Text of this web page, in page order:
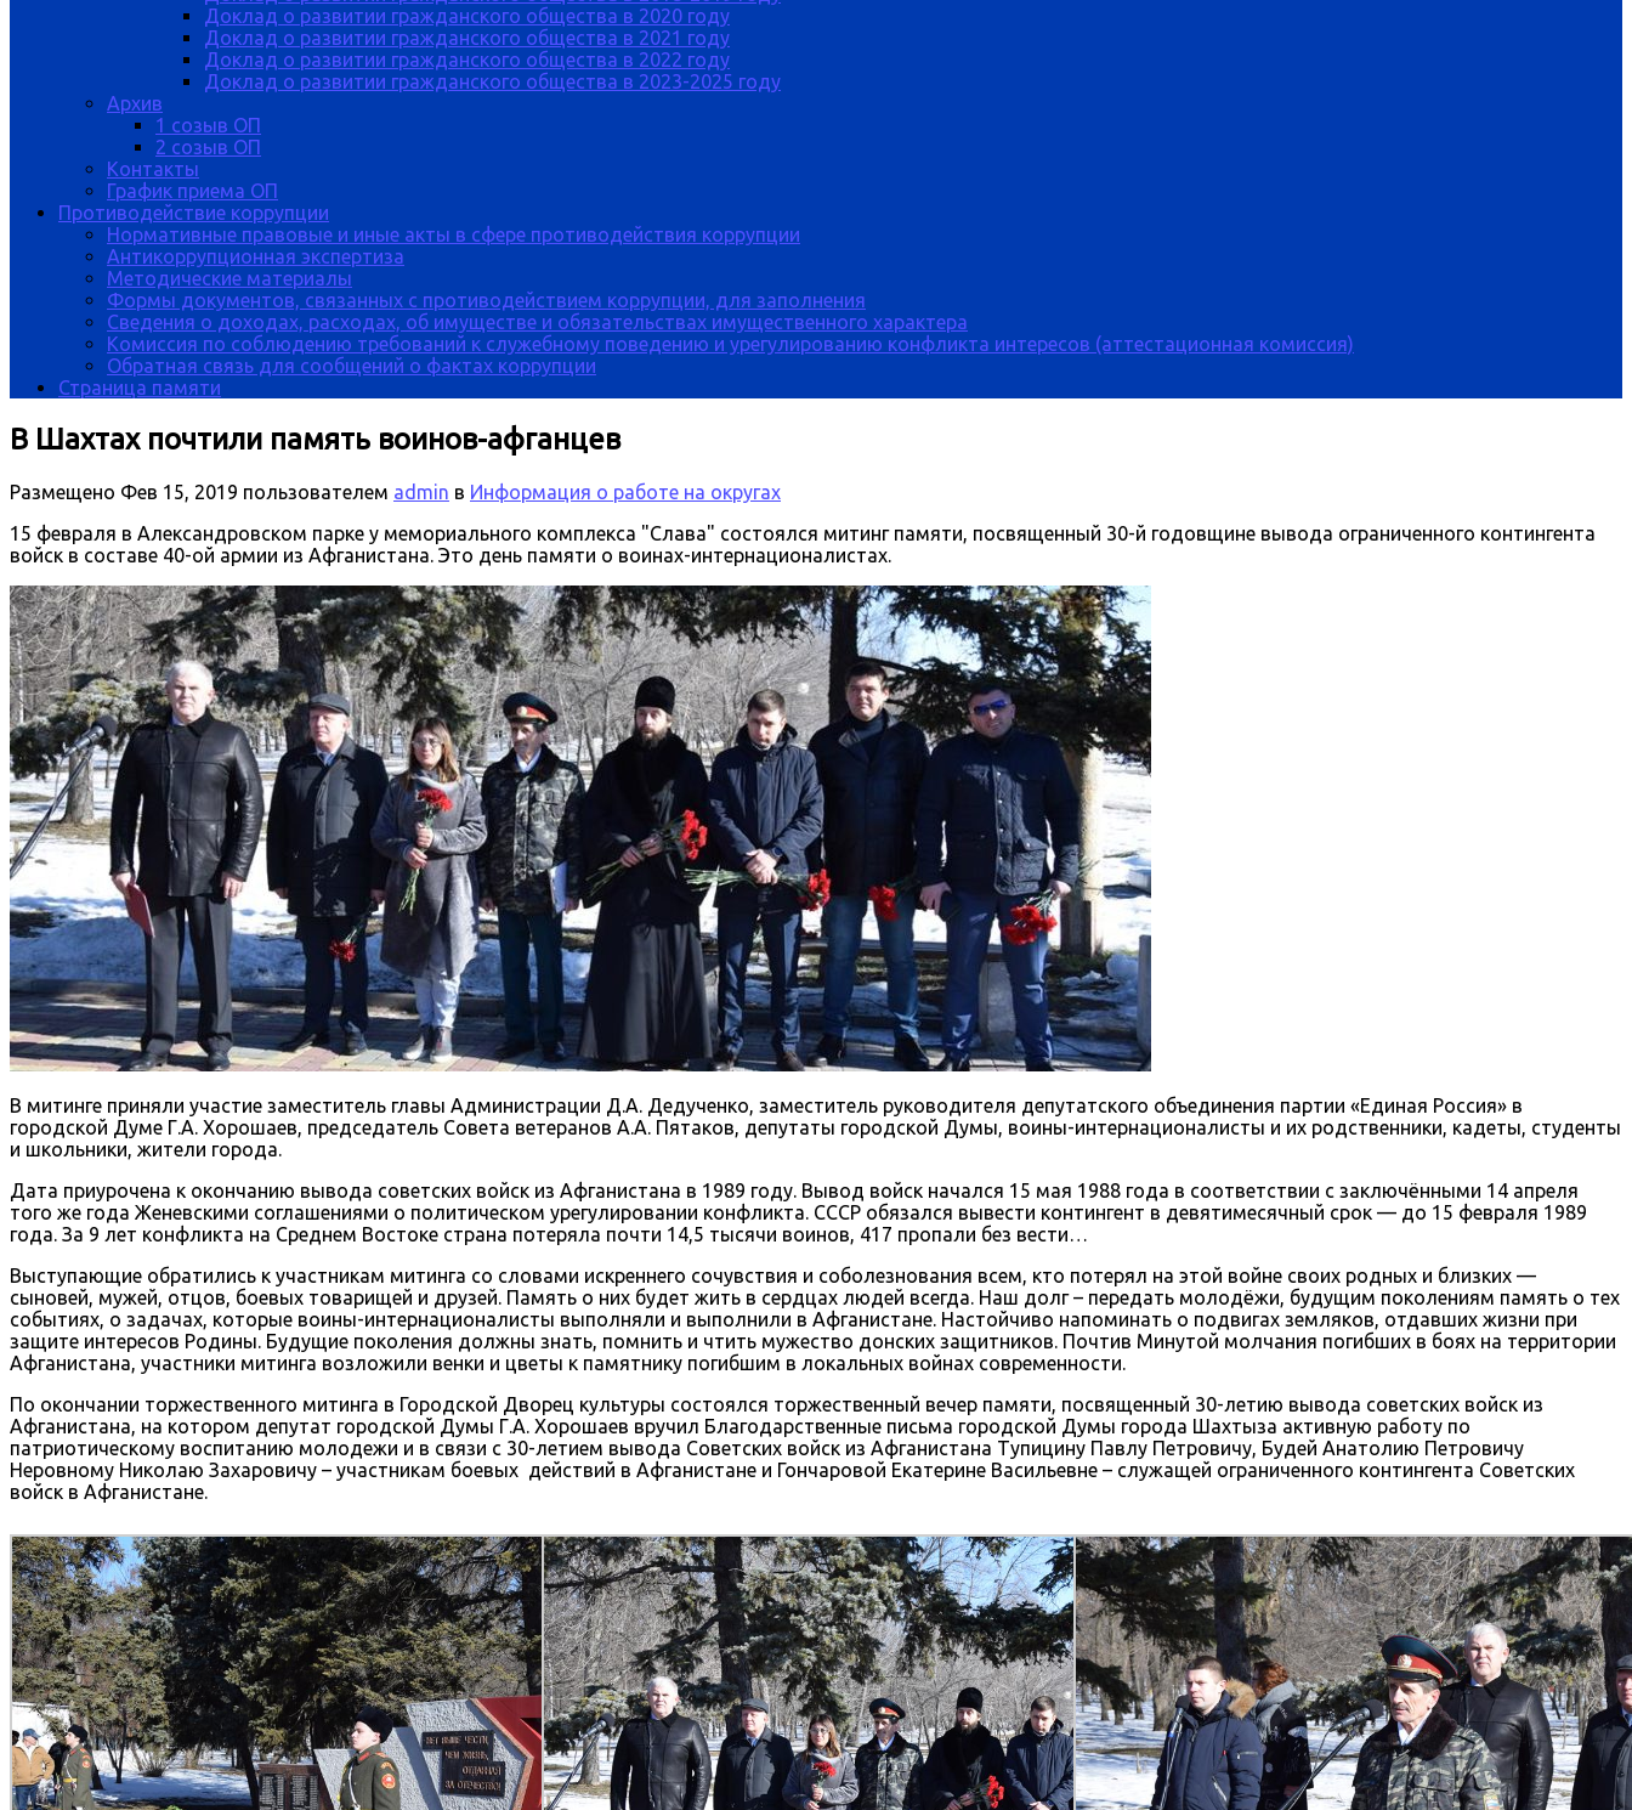
Доклад о развитии гражданского общества в 2020 году
Доклад о развитии гражданского общества в 2021 году
Доклад о развитии гражданского общества в 2022 году
Доклад о развитии гражданского общества в 2023-2025 году
Архив
1 созыв ОП
2 созыв ОП
Контакты
График приема ОП
Противодействие коррупции
Нормативные правовые и иные акты в сфере противодействия коррупции
Антикоррупционная экспертиза
Методические материалы
Формы документов, связанных с противодействием коррупции, для заполнения
Сведения о доходах, расходах, об имуществе и обязательствах имущественного характера
Комиссия по соблюдению требований к служебному поведению и урегулированию конфликта интересов (аттестационная комиссия)
Обратная связь для сообщений о фактах коррупции
Страница памяти
В Шахтах почтили память воинов-афганцев
Размещено Фев 15, 2019 пользователем admin в Информация о работе на округах
15 февраля в Александровском парке у мемориального комплекса "Слава" состоялся митинг памяти, посвященный 30-й годовщине вывода ограниченного контингента
войск в составе 40-ой армии из Афганистана. Это день памяти о воинах-интернационалистах.
В митинге приняли участие заместитель главы Администрации Д.А. Дедученко, заместитель руководителя депутатского объединения партии «Единая Россия» в
городской Думе Г.А. Хорошаев, председатель Совета ветеранов А.А. Пятаков, депутаты городской Думы, воины-интернационалисты и их родственники, кадеты, студенты
и школьники, жители города.
Дата приурочена к окончанию вывода советских войск из Афганистана в 1989 году. Вывод войск начался 15 мая 1988 года в соответствии с заключёнными 14 апреля
того же года Женевскими соглашениями о политическом урегулировании конфликта. СССР обязался вывести контингент в девятимесячный срок — до 15 февраля 1989
года. За 9 лет конфликта на Среднем Востоке страна потеряла почти 14,5 тысячи воинов, 417 пропали без вести…
Выступающие обратились к участникам митинга со словами искреннего сочувствия и соболезнования всем, кто потерял на этой войне своих родных и близких —
сыновей, мужей, отцов, боевых товарищей и друзей. Память о них будет жить в сердцах людей всегда. Наш долг – передать молодёжи, будущим поколениям память о тех
событиях, о задачах, которые воины-интернационалисты выполняли и выполнили в Афганистане. Настойчиво напоминать о подвигах земляков, отдавших жизни при
защите интересов Родины. Будущие поколения должны знать, помнить и чтить мужество донских защитников. Почтив Минутой молчания погибших в боях на территории
Афганистана, участники митинга возложили венки и цветы к памятнику погибшим в локальных войнах современности.
По окончании торжественного митинга в Городской Дворец культуры состоялся торжественный вечер памяти, посвященный 30-летию вывода советских войск из
Афганистана, на котором депутат городской Думы Г.А. Хорошаев вручил Благодарственные письма городской Думы города Шахтыза активную работу по
патриотическому воспитанию молодежи и в связи с 30-летием вывода Советских войск из Афганистана Тупицину Павлу Петровичу, Будей Анатолию Петровичу
Неровному Николаю Захаровичу – участникам боевых действий в Афганистане и Гончаровой Екатерине Васильевне – служащей ограниченного контингента Советских
войск в Афганистане.